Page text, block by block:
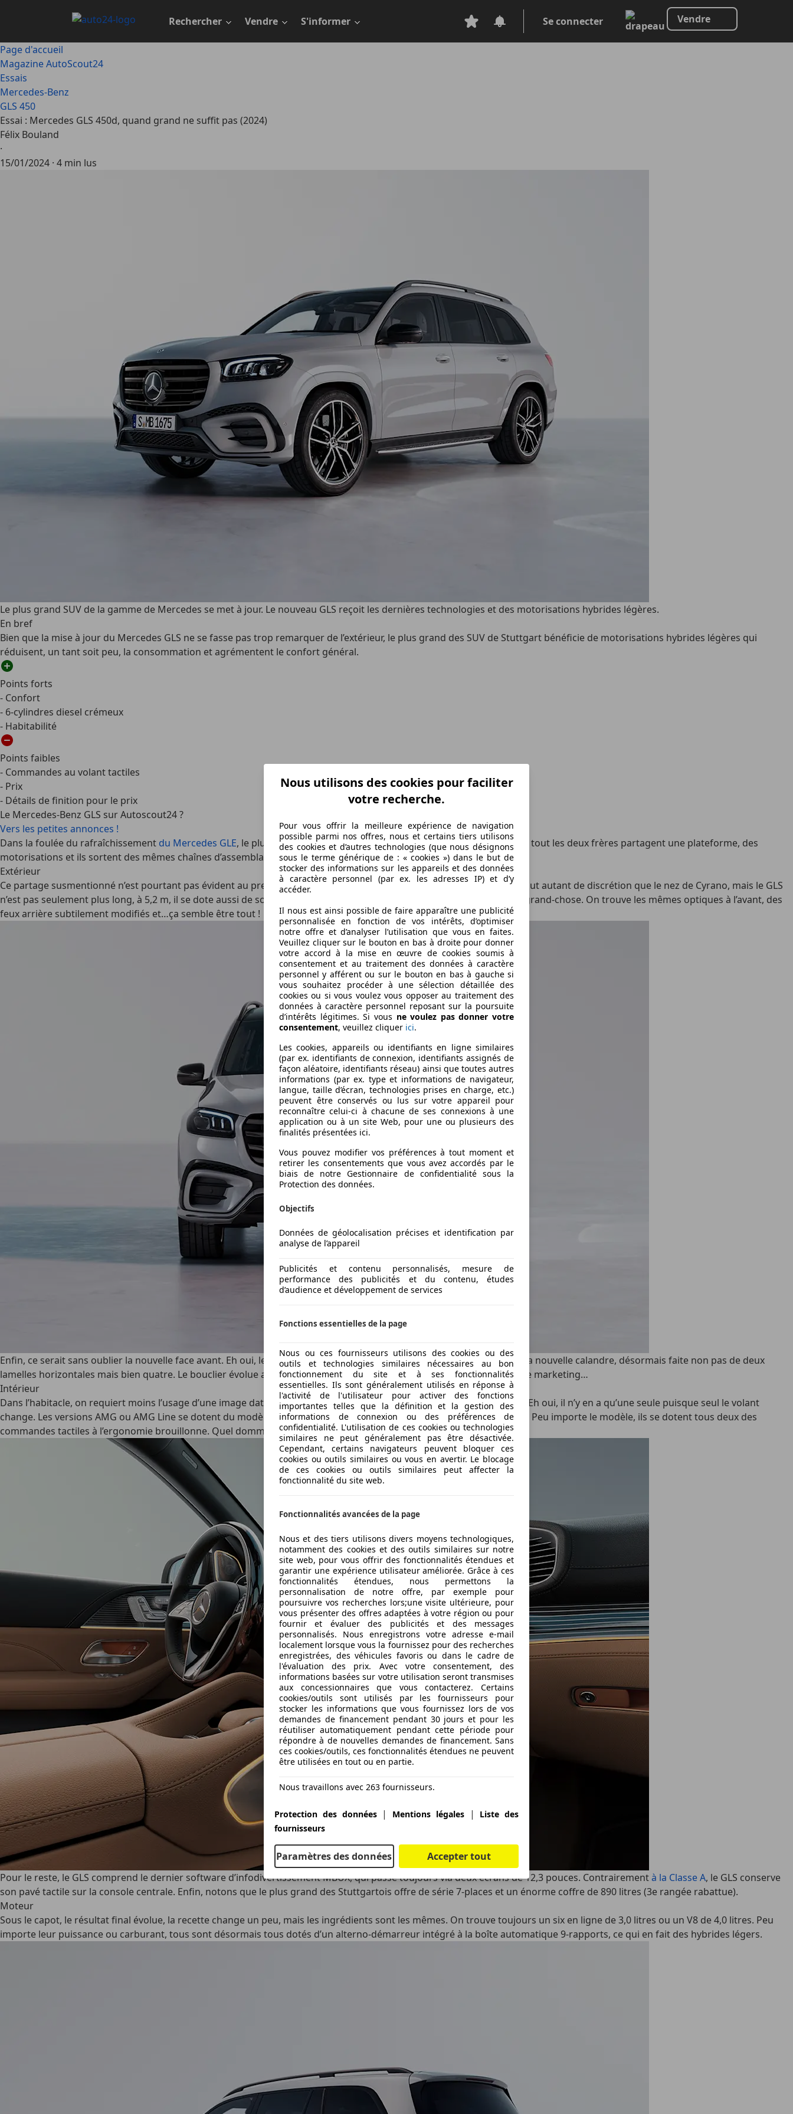
principal
Rechercher Vendre S'informer Se connecter Vendre
Page d'accueil
Magazine AutoScout24
Essais
Mercedes-Benz
GLS 450
Essai : Mercedes GLS 450d, quand grand ne suffit pas (2024)
Félix Bouland
·
15/01/2024 · 4 min lus
Le plus grand SUV de la gamme de Mercedes se met à jour. Le nouveau GLS reçoit les dernières technologies et des motorisations hybrides légères.
En bref
Bien que la mise à jour du Mercedes GLS ne se fasse pas trop remarquer de l’extérieur, le plus grand des SUV de Stuttgart bénéficie de motorisations hybrides légères qui
réduisent, un tant soit peu, la consommation et agrémentent le confort général.
Points forts
- Confort
- 6-cylindres diesel crémeux
- Habitabilité
Points faibles
- Commandes au volant tactiles
- Prix
- Détails de finition pour le prix
Le Mercedes-Benz GLS sur Autoscout24 ?
Vers les petites annonces !
Dans la foulée du rafraîchissement du Mercedes GLE, le plus grand de la famille emboîte le pas. Rien d’étonnant, après tout les deux frères partagent une plateforme, des
motorisations et ils sortent des mêmes chaînes d’assemblage à Tuscaloosa, en Alabama (USA).
Extérieur
Ce partage susmentionné n’est pourtant pas évident au premier regard. Certes, les deux bêtes allemandes émanent tout autant de discrétion que le nez de Cyrano, mais le GLS
n’est pas seulement plus long, à 5,2 m, il se dote aussi de son propre style. Pour ce facelift, Mercedes ne touche pas à grand-chose. On trouve les mêmes optiques à l’avant, des
feux arrière subtilement modifiés et…ça semble être tout !
Enfin, ce serait sans oublier la nouvelle face avant. Eh oui, les champions du jeu des « 7 différences » auront déjà noté la nouvelle calandre, désormais faite non pas de deux
lamelles horizontales mais bien quatre. Le bouclier évolue aussi, pour devenir « visuellement proéminant ». Ah, merci le marketing…
Intérieur
Dans l’habitacle, on requiert moins l’usage d’une image datée de 4 ans pour noter les différences. Enfin, LA différence. Eh oui, il n’y en a qu’une seule puisque seul le volant
change. Les versions AMG ou AMG Line se dotent du modèle à 4 branches, les autres ont droit à la variante plus sobre. Peu importe le modèle, ils se dotent tous deux des
commandes tactiles à l’ergonomie brouillonne. Quel dommage…
Pour le reste, le GLS comprend le dernier software d’infodivertissement MBUX, qui passe toujours via deux écrans de 12,3 pouces. Contrairementà la Classe A, le GLS conserve
son pavé tactile sur la console centrale. Enfin, notons que le plus grand des Stuttgartois offre de série 7-places et un énorme coffre de 890 litres (3e rangée rabattue).
Moteur
Sous le capot, le résultat final évolue, la recette change un peu, mais les ingrédients sont les mêmes. On trouve toujours un six en ligne de 3,0 litres ou un V8 de 4,0 litres. Peu
importe leur puissance ou carburant, tous sont désormais tous dotés d’un alterno-démarreur intégré à la boîte automatique 9-rapports, ce qui en fait des hybrides légers.
Nous utilisons des cookies pour faciliter
votre recherche.
Pour vous offrir la meilleure expérience de navigation
possible parmi nos offres, nous et certains tiers utilisons
des cookies et d’autres technologies (que nous désignons
sous le terme générique de : « cookies ») dans le but de
stocker des informations sur les appareils et des données
à caractère personnel (par ex. les adresses IP) et d’y
accéder.
Il nous est ainsi possible de faire apparaître une publicité
personnalisée en fonction de vos intérêts, d’optimiser
notre offre et d’analyser l’utilisation que vous en faites.
Veuillez cliquer sur le bouton en bas à droite pour donner
votre accord à la mise en œuvre de cookies soumis à
consentement et au traitement des données à caractère
personnel y afférent ou sur le bouton en bas à gauche si
vous souhaitez procéder à une sélection détaillée des
cookies ou si vous voulez vous opposer au traitement des
données à caractère personnel reposant sur la poursuite
d’intérêts légitimes. Si vous ne voulez pas donner votre
consentement, veuillez cliquer ici.
Les cookies, appareils ou identifiants en ligne similaires
(par ex. identifiants de connexion, identifiants assignés de
façon aléatoire, identifiants réseau) ainsi que toutes autres
informations (par ex. type et informations de navigateur,
langue, taille d’écran, technologies prises en charge, etc.)
peuvent être conservés ou lus sur votre appareil pour
reconnaître celui-ci à chacune de ses connexions à une
application ou à un site Web, pour une ou plusieurs des
finalités présentées ici.
Vous pouvez modifier vos préférences à tout moment et
retirer les consentements que vous avez accordés par le
biais de notre Gestionnaire de confidentialité sous la
Protection des données.
Objectifs
Données de géolocalisation précises et identification par
analyse de l’appareil
Publicités et contenu personnalisés, mesure de
performance des publicités et du contenu, études
d’audience et développement de services
Fonctions essentielles de la page
Nous ou ces fournisseurs utilisons des cookies ou des
outils et technologies similaires nécessaires au bon
fonctionnement du site et à ses fonctionnalités
essentielles. Ils sont généralement utilisés en réponse à
l'activité de l'utilisateur pour activer des fonctions
importantes telles que la définition et la gestion des
informations de connexion ou des préférences de
confidentialité. L'utilisation de ces cookies ou technologies
similaires ne peut généralement pas être désactivée.
Cependant, certains navigateurs peuvent bloquer ces
cookies ou outils similaires ou vous en avertir. Le blocage
de ces cookies ou outils similaires peut affecter la
fonctionnalité du site web.
Fonctionnalités avancées de la page
Nous et des tiers utilisons divers moyens technologiques,
notamment des cookies et des outils similaires sur notre
site web, pour vous offrir des fonctionnalités étendues et
garantir une expérience utilisateur améliorée. Grâce à ces
fonctionnalités étendues, nous permettons la
personnalisation de notre offre, par exemple pour
poursuivre vos recherches lors;une visite ultérieure, pour
vous présenter des offres adaptées à votre région ou pour
fournir et évaluer des publicités et des messages
personnalisés. Nous enregistrons votre adresse e-mail
localement lorsque vous la fournissez pour des recherches
enregistrées, des véhicules favoris ou dans le cadre de
l'évaluation des prix. Avec votre consentement, des
informations basées sur votre utilisation seront transmises
aux concessionnaires que vous contacterez. Certains
cookies/outils sont utilisés par les fournisseurs pour
stocker les informations que vous fournissez lors de vos
demandes de financement pendant 30 jours et pour les
réutiliser automatiquement pendant cette période pour
répondre à de nouvelles demandes de financement. Sans
ces cookies/outils, ces fonctionnalités étendues ne peuvent
être utilisées en tout ou en partie.
Nous travaillons avec 263 fournisseurs.
Protection des données| Mentions légales|
Liste des
fournisseurs
Paramètres des données Accepter tout